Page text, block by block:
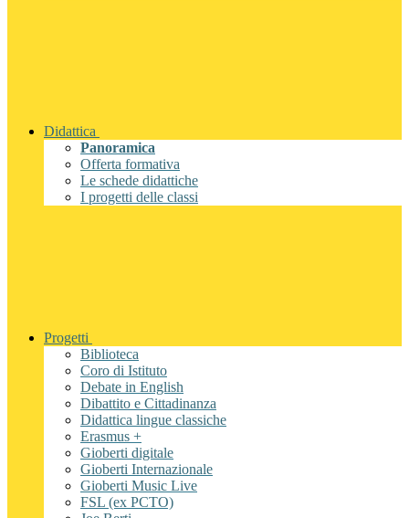
Didattica
Panoramica
Offerta formativa
Le schede didattiche
I progetti delle classi
Progetti
Biblioteca
Coro di Istituto
Debate in English
Dibattito e Cittadinanza
Didattica lingue classiche
Erasmus +
Gioberti digitale
Gioberti Internazionale
Gioberti Music Live
FSL (ex PCTO)